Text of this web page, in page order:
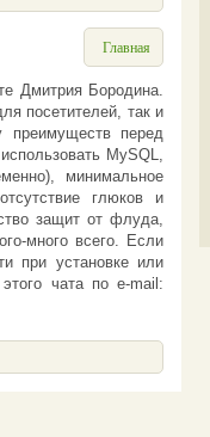
Главная
Дмитрия Бородина
посетителей, так и
перед
MySQL,
минимальное
глюков и
защит от флуда,
много всего.
Если
при установке или
чата по e-mail: